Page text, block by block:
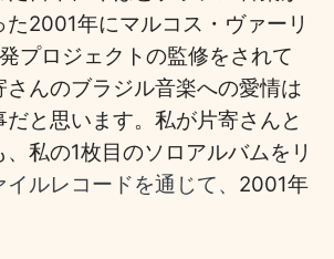
た2001年にマルコス・ヴァーリ
プロジェクトの監修をされて
さんのブラジル音楽への愛情は
だと思います。私が片寄さんと
私の1枚目のソロアルバムをリ
イルレコードを通じて、 2001年